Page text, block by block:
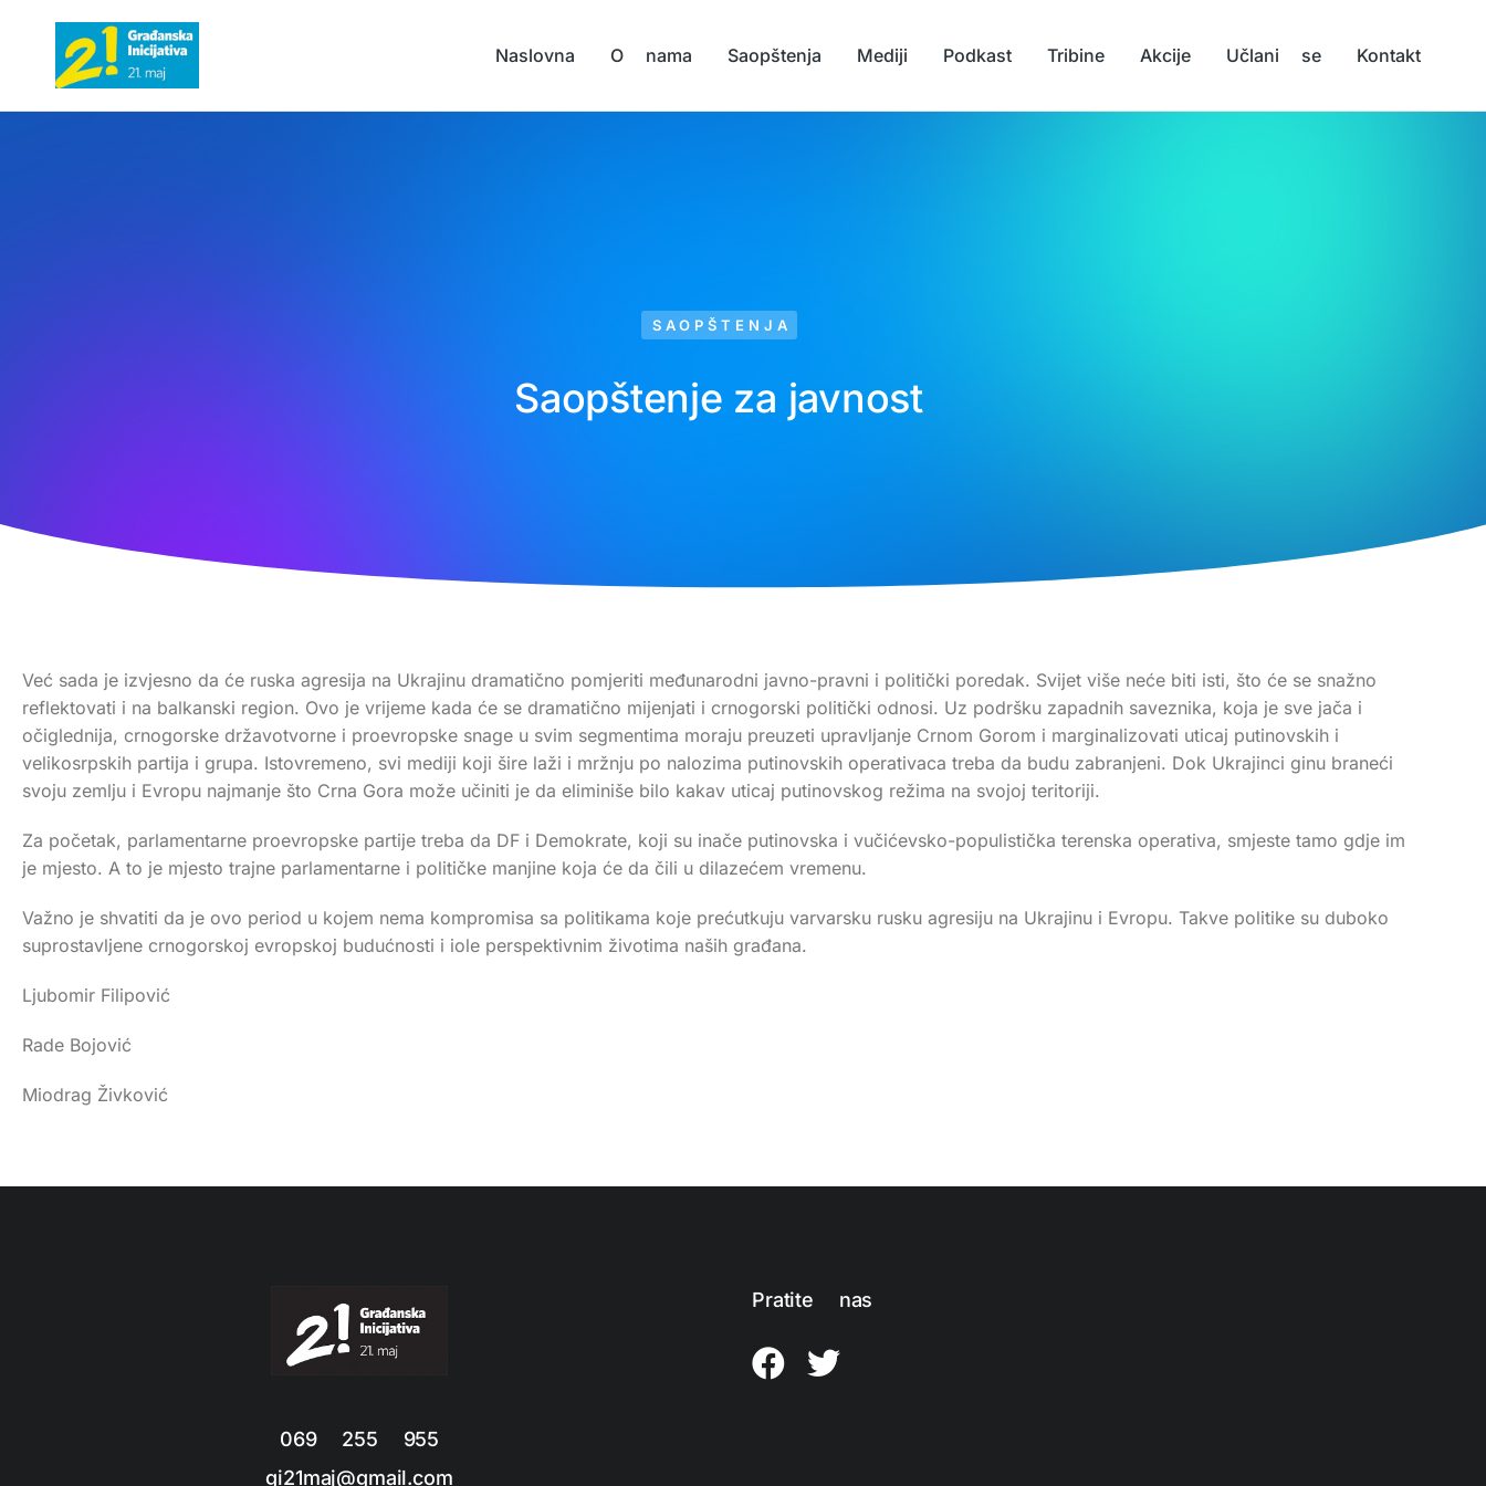
Naslovna O nama Saopštenja Mediji Podkast Tribine Akcije Učlani se Kontakt
SAOPŠTENJA
Saopštenje za javnost
Već sada je izvjesno da će ruska agresija na Ukrajinu dramatično pomjeriti međunarodni javno-pravni i politički poredak. Svijet više neće biti isti, što će se snažno
reflektovati i na balkanski region. Ovo je vrijeme kada će se dramatično mijenjati i crnogorski politički odnosi. Uz podršku zapadnih saveznika, koja je sve jača i
očiglednija, crnogorske državotvorne i proevropske snage u svim segmentima moraju preuzeti upravljanje Crnom Gorom i marginalizovati uticaj putinovskih i
velikosrpskih partija i grupa. Istovremeno, svi mediji koji šire laži i mržnju po nalozima putinovskih operativaca treba da budu zabranjeni. Dok Ukrajinci ginu braneći
svoju zemlju i Evropu najmanje što Crna Gora može učiniti je da eliminiše bilo kakav uticaj putinovskog režima na svojoj teritoriji.
Za početak, parlamentarne proevropske partije treba da DF i Demokrate, koji su inače putinovska i vučićevsko-populistička terenska operativa, smjeste tamo gdje im
je mjesto. A to je mjesto trajne parlamentarne i političke manjine koja će da čili u dilazećem vremenu.
Važno je shvatiti da je ovo period u kojem nema kompromisa sa politikama koje prećutkuju varvarsku rusku agresiju na Ukrajinu i Evropu. Takve politike su duboko
suprostavljene crnogorskoj evropskoj budućnosti i iole perspektivnim životima naših građana.
Ljubomir Filipović
Rade Bojović
Miodrag Živković
069 255 955
gi21maj@gmail.com
Pratite nas